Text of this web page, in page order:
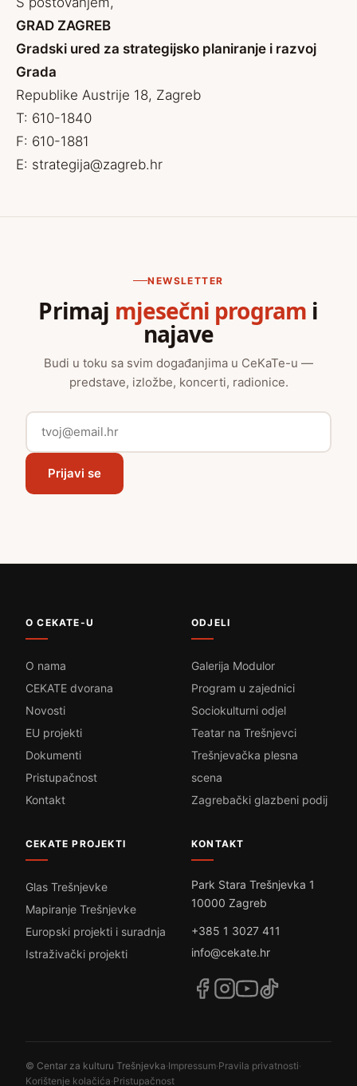
GRAD ZAGREB
Gradski ured za strategijsko planiranje i razvoj
Grada
Republike Austrije 18, Zagreb
T: 610-1840
F: 610-1881
E: strategija@zagreb.hr
NEWSLETTER
Primaj mjesečni program i
najave
Budi u toku sa svim događanjima u CeKaTe-u —
predstave, izložbe, koncerti, radionice.
Prijavi se
O CEKATE-U
O nama
CEKATE dvorana
Novosti
EU projekti
Dokumenti
Pristupačnost
Kontakt
ODJELI
Galerija Modulor
Program u zajednici
Sociokulturni odjel
Teatar na Trešnjevci
Trešnjevačka plesna
scena
Zagrebački glazbeni podij
CEKATE PROJEKTI
Glas Trešnjevke
Mapiranje Trešnjevke
Europski projekti i suradnja
Istraživački projekti
KONTAKT
Park Stara Trešnjevka 1
10000 Zagreb
+385 1 3027 411
info@cekate.hr
© Centar za kulturu Trešnjevka·Impressum·Pravila privatnosti·
Korištenje kolačića·Pristupačnost